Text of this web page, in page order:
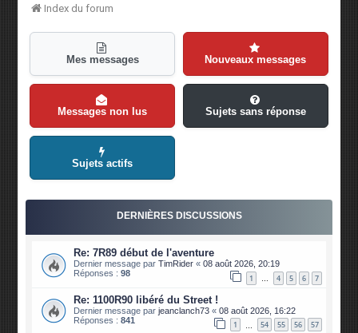
Index du forum
Mes messages Nouveaux messages
Messages non lus Sujets sans réponse
Sujets actifs
DERNIÈRES DISCUSSIONS
Re: 7R89 début de l'aventure
Dernier message parTimRider «08 août 2026, 20:19
Réponses :98 1 … 4 5 6 7
Re: 1100R90 libéré du Street !
Dernier message parjeanclanch73 «08 août 2026, 16:22
Réponses :841 1 54 55 56 57